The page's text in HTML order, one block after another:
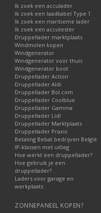
Ik zoek een acculader
Ik zoek een laadkabel Type 1
Ik zoek een maritieme lader
Ik zoek een accutester
Druppellader marktplaats
Windmolen kopen
Windgenerator
Windgenerator voor thuis
Windgenerator boot
Druppellader Action
Druppellader Aldi
Druppellader Bol.com
Druppellader Coolblue
Druppellader Gamma
Druppellader Lidl
Druppellader Marktplaats
Druppellader Praxis
Betaling Bebat bedrijven België
IP-klassen met uitleg
Hoe werkt een druppellader?
Hoe gebruik je een
druppellader?
Laders voor garage en
werkplaats
ZONNEPANEEL KOPEN?